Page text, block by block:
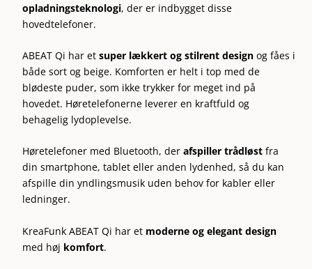
opladningsteknologi, der er indbygget disse
hovedtelefoner.
ABEAT Qi har etsuper lækkert og stilrent design og fåes i
både sort og beige. Komforten er helt i top med de
blødeste puder, som ikke trykker for meget ind på
hovedet. Høretelefonerne leverer en kraftfuld og
behagelig lydoplevelse.
Høretelefoner med Bluetooth, derafspiller trådløst fra
din smartphone, tablet eller anden lydenhed, så du kan
afspille din yndlingsmusik uden behov for kabler eller
ledninger.
KreaFunk ABEAT Qi har et moderne og elegant design
med høj komfort.